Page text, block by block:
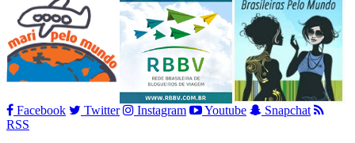
Facebook Twitter Instagram Youtube
Snapchat
RSS